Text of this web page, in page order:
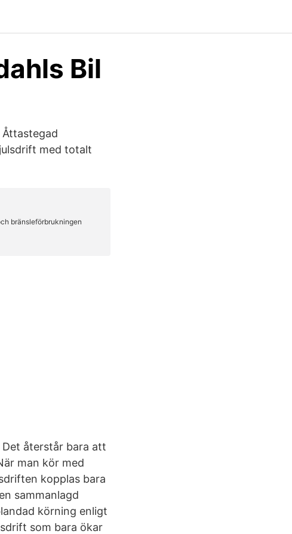
Bil
med totalt
återstår bara att
man kör med
kopplas bara
sammanlagd
körning enligt
som bara ökar